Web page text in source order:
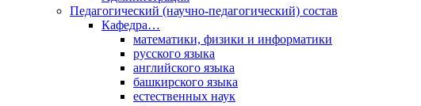
Педагогический (научно-педагогический) состав
Кафедра…
математики, физики и информатики
русского языка
английского языка
башкирского языка
естественных наук